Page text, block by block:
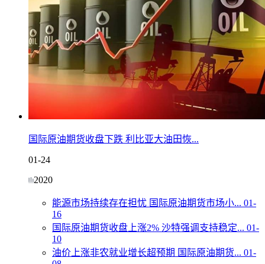
国际原油期货收盘下跌 利比亚大油田恢...
01-24
2020
能源市场持续存在担忧 国际原油期货市场小... 01-
16
国际原油期货收盘上涨2% 沙特强调支持稳定... 01-
10
油价上涨非农就业增长超预期 国际原油期货... 01-